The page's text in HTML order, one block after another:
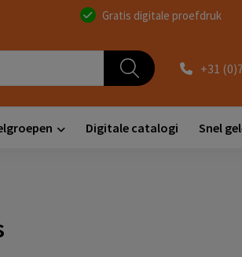
Gratis digitale proefdruk
+31
Digitale catalogi Snel